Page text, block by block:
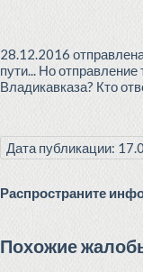
28.12.2016
пути... Но
Владикавказа? Кто
Дата публикации:
Распространите
Похожие